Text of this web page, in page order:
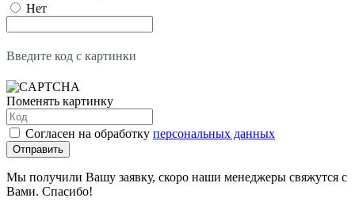
Нет
Введите код с картинки
Поменять картинку
Согласен на обработку персональных данных
Отправить
Мы получили Вашу заявку, скоро наши менеджеры свяжутся с
Вами. Спасибо!